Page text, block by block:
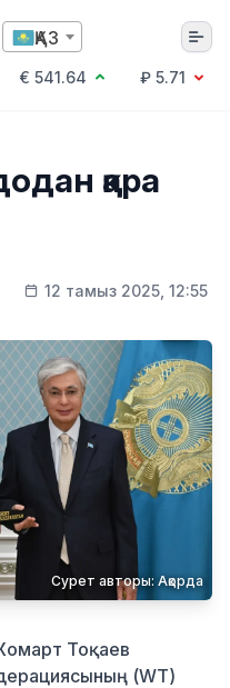
ҚАЗ
€ 541.64
₽ 5.71
қара
12 тамыз 2025, 12:55
Сурет авторы: Ақорда
Тоқаев
(WT)